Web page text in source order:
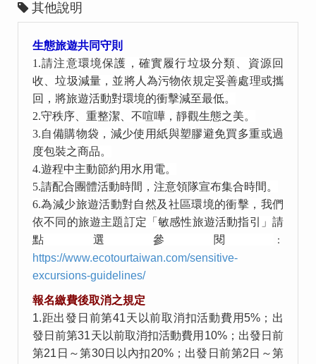
其他說明
生態旅遊共同守則
1.請注意環境保護，確實履行垃圾分類、資源回
收、垃圾減量，並將人為污物依規定妥善處理或攜
回，將旅遊活動對環境的衝擊減至最低。
2.守秩序、重整潔、不喧嘩，靜觀生態之美。
3.自備購物袋，減少使用紙與塑膠避免買多重或過
度包裝之商品。
4.遊程中主動節約用水用電。
5.請配合團體活動時間，注意領隊宣布集合時間。
6.為減少旅遊活動對自然及社區環境的衝擊，我們
依不同的旅遊主題訂定「敏感性旅遊活動指引」請
點選參閱
：
https://www.ecotourtaiwan.com/sensitive-
excursions-guidelines/
報名繳費後取消之規定
1.距出發日前第41天以前取消扣活動費用5%；出
發日前第31天以前取消扣活動費用10%；出發日前
第21日～第30日以內扣20%；出發日前第2日～第